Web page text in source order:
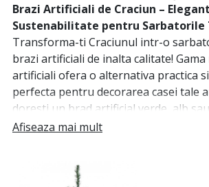
Brazi Artificiali de Craciun –
Sustenabilitate pentru Sarbatorile
Transforma-ti Craciunul intr-o
brazi artificiali de inalta calitate!
artificiali ofera o alternativa practica
perfecta pentru decorarea casei tale
doresti un brad artificial verde, alb
zapada, vei gasi modelul ideal pentru
De ce sa alegi un brad artificial de
Afiseaza mai mult